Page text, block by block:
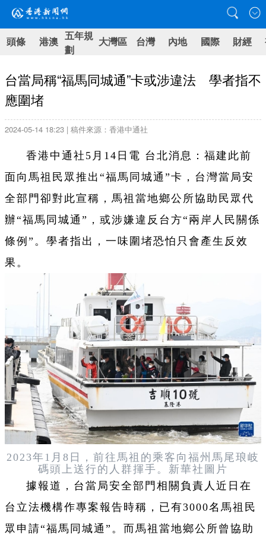
頭條 港澳 五年規
劃
大灣區 台灣 內地 國際 財經
台當局稱“福馬同城通”卡或涉違法 學者指不
應圍堵
2024-05-14 18:23 | 稿件來源：香港中通社
香港中通社5月14日電 台北消息：福建此前
面向馬祖民眾推出“福馬同城通”卡，台灣當局安
全部門卻對此宣稱，馬祖當地鄉公所協助民眾代
辦“福馬同城通”，或涉嫌違反台方“兩岸人民關係
條例”。學者指出，一味圍堵恐怕只會產生反效
果。
2023年1月8日，前往馬祖的乘客向福州馬尾琅岐
碼頭上送行的人群揮手。新華社圖片
據報道，台當局安全部門相關負責人近日在
台立法機構作專案報告時稱，已有3000名馬祖民
眾申請“福馬同城通”。而馬祖當地鄉公所曾協助